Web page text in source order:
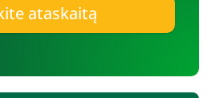
ataskaitą